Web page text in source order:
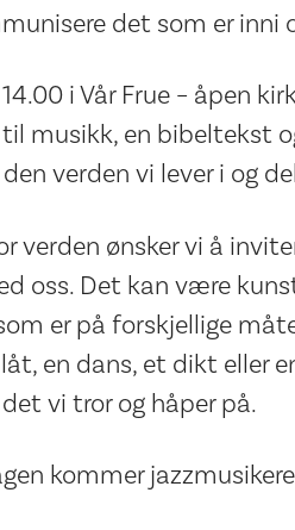
det som er inni
i Vår Frue – åpen
musikk, en bibeltekst
verden vi lever i og
verden ønsker vi å
oss. Det kan være
er på forskjellige
en dans, et dikt eller
vi tror og håper på.
kommer